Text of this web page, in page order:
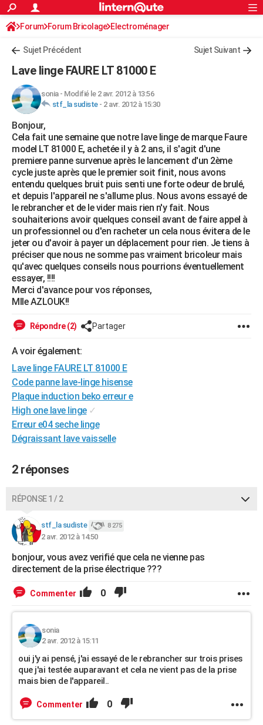
ACTUALITÉS
Politique
Société
Faits Divers
Education
Monde
Villes
+
FINANCE
Retraite
Impôts
Epargne
Immobilier
Risques naturels par ville
Banque
Assurance
Crédit
AUTO
Essais
Réserver un essai
Citadines
Berlines
SUV
Forum auto
+HIGH-TECH
Mobiles
Meilleur smartphone
Internet
Ordinateurs
Jeux vidéo
Guide high-tech
+BRICOLAGE
Forum
Aménagement intérieur
Extérieur
Cuisine
Salle de bains
Jardinage
Rangement
WEEK-END
Guides de France
Escapades
Patrimoine
Expositions
Musées
Week-end nature
+LIFESTYLE
Art de vivre
Modes de vie
SANTE
Alimentation
Guide de la santé
Maladies
Médicaments
Sommeil
VOYAGE
Destinations
City break
Voyage nature
Voyage de noces
Forum
Climat
+PHOTO
GUIDES D'ACHAT
BONS PLANS
CARTE DE VOEUX
Carte de Noël
Carte Bonne année
Carte Saint-Valentin
Carte Pâques
Carte d'anniversaire
DICTIONNAIRE
Dictionnaire
Biographies
Citations
Expressions
Proverbes
PROGRAMME TV
COPAINS D'AVANT
S'inscrire
Se connecter
Lycées
Collèges
Primaires
Universités
Entreprises
Service militaire
Avis de recherche
AVIS DE DÉCÈS
FORUM
S'inscrire
Connexion
Forum Forum Bricolage Electroménager
Sujet Précédent Sujet Suivant
Lave linge FAURE LT 81000 E
sonia- Modifié le 2 avr. 2012 à 13:56
stf_la sudiste- 2 avr. 2012 à 15:30
Bonjour,
Cela fait une semaine que notre lave linge de marque Faure
model LT 81000 E, achetée il y à 2 ans, il s'agit d'une
premiere panne survenue après le lancement d'un 2ème
cycle juste après que le premier soit finit, nous avons
entendu quelques bruit puis senti une forte odeur de brulé,
et depuis l'appareil ne s'allume plus. Nous avons essayé de
le rebrancher et de le vider mais rien n'y fait. Nous
souhaiterions avoir quelques conseil avant de faire appel à
un professionnel ou d'en racheter un cela nous évitera de le
jeter ou d'avoir à payer un déplacement pour rien. Je tiens à
préciser que nous ne somme pas vraiment bricoleur mais
qu'avec quelques conseils nous pourrions éventuellement
essayer, !!!!
Merci d'avance pour vos réponses,
Mlle AZLOUK!!
Répondre (2) Partager
A voir également:
Lave linge FAURE LT 81000 E
Code panne lave-linge hisense
Plaque induction beko erreur e
High one lave linge ✓
Erreur e04 seche linge
Dégraissant lave vaisselle
2 réponses
RÉPONSE 1 / 2
stf_la sudiste 8 275
2 avr. 2012 à 14:50
bonjour, vous avez verifié que cela ne vienne pas
directement de la prise électrique ???
Commenter 0
sonia
2 avr. 2012 à 15:11
oui j'y ai pensé, j'ai essayé de le rebrancher sur trois prises
que j'ai testée auparavant et cela ne vient pas de la prise
mais bien de l'appareil..
Commenter 0